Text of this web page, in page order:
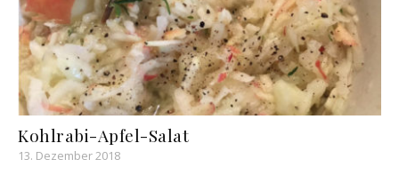
Kohlrabi-Apfel-Salat
13. Dezember 2018